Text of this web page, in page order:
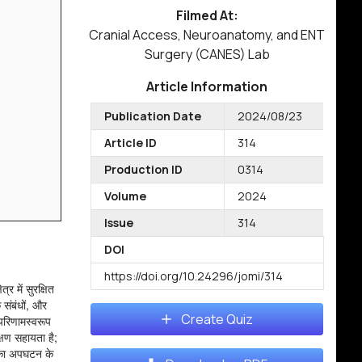
में सुरक्षित
संबंधों, और
सहायता है;
अपघटन के
Filmed At:
Cranial Access, Neuroanatomy, and ENT
Surgery (CANES) Lab
Article Information
Publication Date
2024/08/23
Article ID
314
Production ID
0314
Volume
2024
Issue
314
DOI
https://doi.org/10.24296/jomi/314
Create Quiz